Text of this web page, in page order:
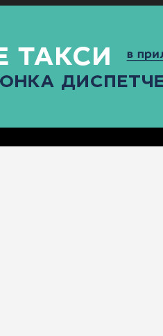
КУЛЬТУРАПОСЕЛЕНИЯ ГЛАВНАЯ